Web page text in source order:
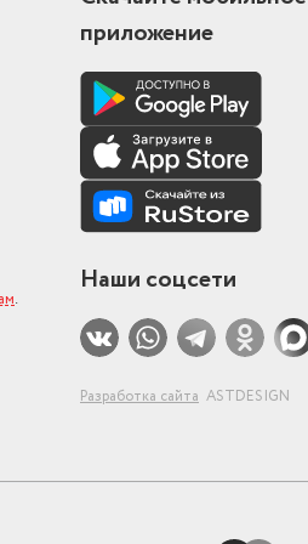
.
приложение
Наши соцсети
Разработка сайта ASTDESIGN